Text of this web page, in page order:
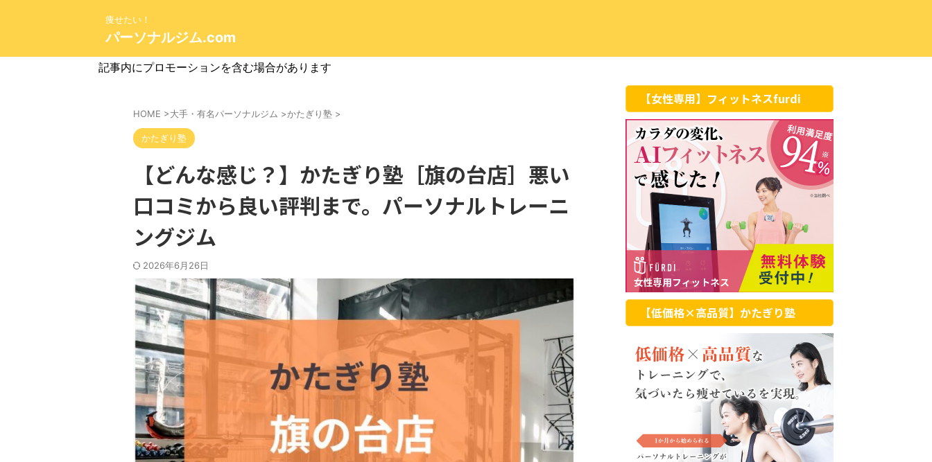
痩せたい！
パーソナルジム.com
記事内にプロモーションを含む場合があります
HOME >大手・有名パーソナルジム >かたぎり塾 >
かたぎり塾
【どんな感じ？】かたぎり塾［旗の台店］悪い
口コミから良い評判まで。パーソナルトレーニ
ングジム
2026年6月26日
【女性専用】フィットネスfurdi
【低価格×高品質】かたぎり塾